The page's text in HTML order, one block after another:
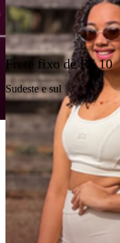
Frete fixo de R$ 10
Sudeste e sul